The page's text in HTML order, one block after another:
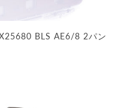
BLS AE6/8 2パン